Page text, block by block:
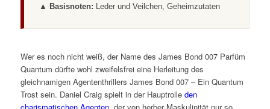
▲ Basisnoten: Leder und Veilchen, Geheimzutaten
Wer es noch nicht weiß, der Name des James Bond 007 Parfüm
Quantum dürfte wohl zweifelsfrei eine Herleitung des
gleichnamigen Agententhrillers James Bond 007 – Ein Quantum
Trost sein. Daniel Craig spielt in der Hauptrolle den